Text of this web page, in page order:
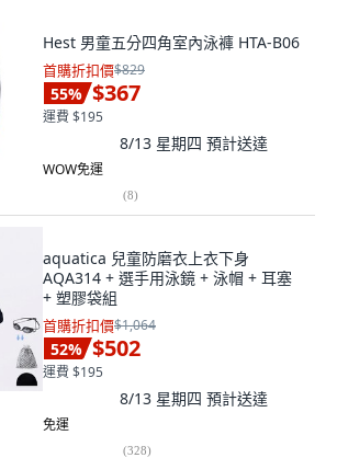
Hest 男童五分四角室內泳褲 HTA-B06
首購折扣價$829
55% $367
運費 $195
8/13 星期四 預計送達
WOW免運
(8)
aquatica 兒童防磨衣上衣下身
AQA314 + 選手用泳鏡 + 泳帽 + 耳塞
+ 塑膠袋組
首購折扣價$1,064
52% $502
運費 $195
8/13 星期四 預計送達
免運
(328)